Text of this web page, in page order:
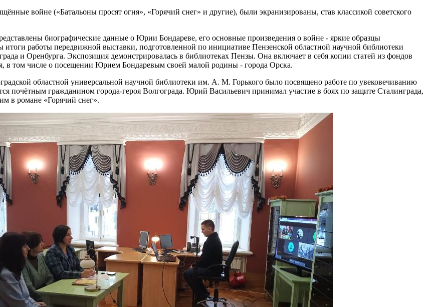
войне («Батальоны просят огня», «Горячий снег» и другие), были экранизированы, став классикой советского
биографические данные о Юрии Бондареве, его основные произведения о войне - яркие образцы
итоги работы передвижной выставки, подготовленной по инициативе Пензенской областной научной библиотеки
и Оренбурга. Экспозиция демонстрировалась в библиотеках Пензы. Она включает в себя копии статей из фондов
в том числе о посещении Юрием Бондаревым своей малой родины - города Орска.
областной универсальной научной библиотеки им. А. М. Горького было посвящено работе по увековечиванию
почётным гражданином города-героя Волгограда. Юрий Васильевич принимал участие в боях по защите Сталинграда,
в романе «Горячий снег».